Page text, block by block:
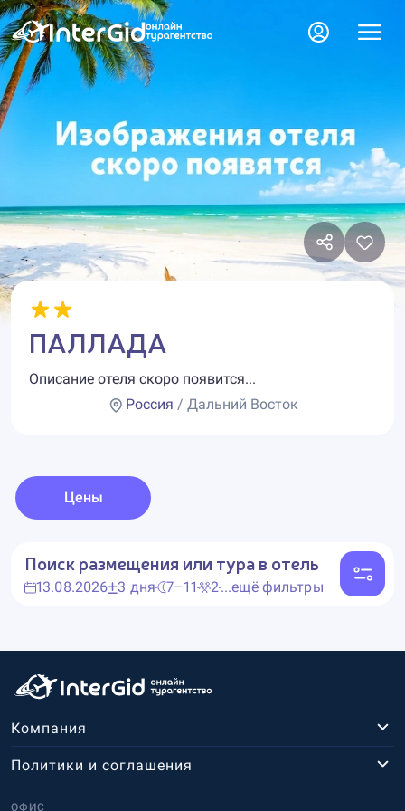
ПАЛЛАДА
Описание отеля скоро появится...
Россия / Дальний Восток
Цены
Поиск размещения или тура в отель
13.08.2026 3 дня 7–11 2...ещё фильтры
Компания
ОФИС
Политики и соглашения